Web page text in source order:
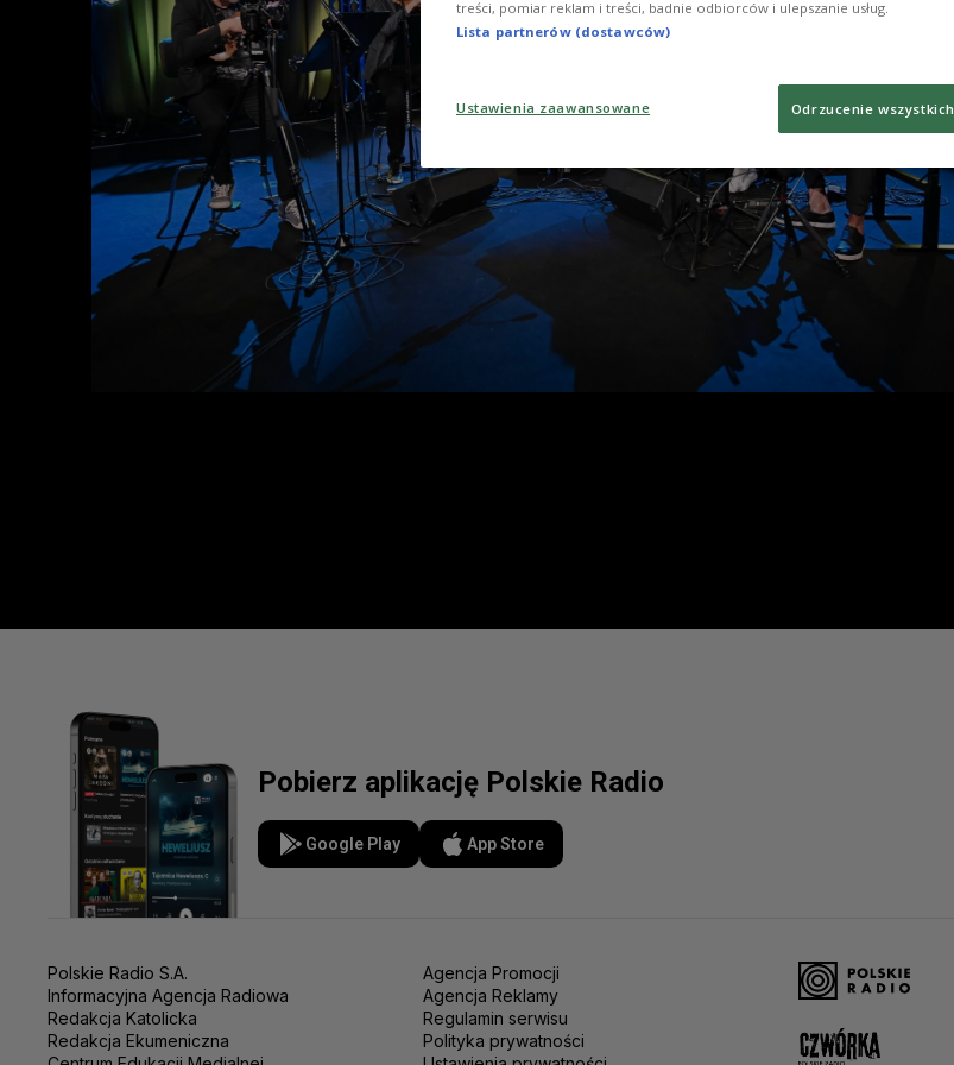
Pobierz aplikację Polskie Radio
Google Play App Store
Polskie Radio S.A.
Informacyjna Agencja Radiowa
Redakcja Katolicka
Redakcja Ekumeniczna
Agencja Promocji
Agencja Reklamy
Regulamin serwisu
Polityka prywatności
treści, pomiar reklam i treści, badnie odbiorców i ulepszanie usług.
Lista partnerów (dostawców)
Ustawienia zaawansowane Odrzucenie wszystkich